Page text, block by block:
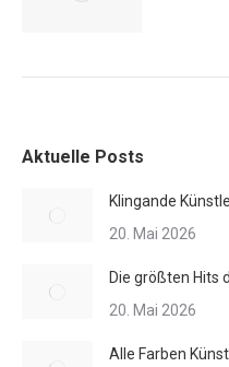
Aktuelle Posts
Klingande
20. Mai 2026
Die größten Hits
20. Mai 2026
Alle Farben